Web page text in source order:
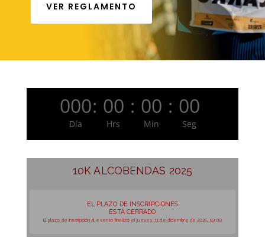
VER REGLAMENTO
000
Día
: 00
Hrs
: 00
Min
: 00
Seg